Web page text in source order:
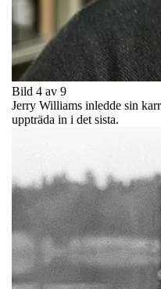
Bild 4 av 9
Jerry Williams inledde sin
uppträda in i det sista.